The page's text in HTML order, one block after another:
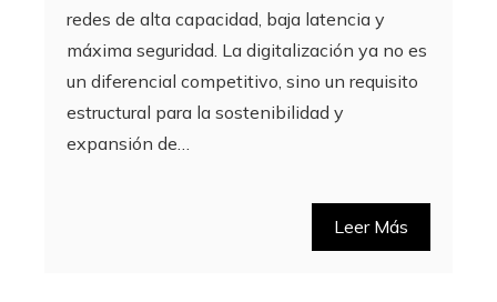
redes de alta capacidad, baja latencia y
máxima seguridad. La digitalización ya no es
un diferencial competitivo, sino un requisito
estructural para la sostenibilidad y
expansión de…
Leer Más